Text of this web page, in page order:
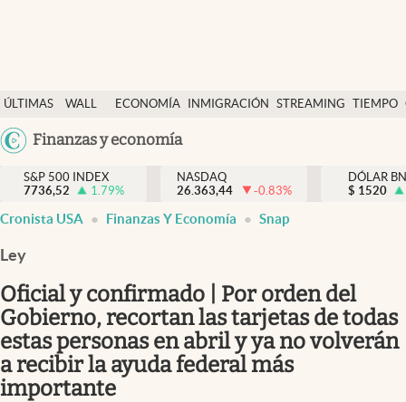
ÚLTIMAS
NOTICIAS
WALL
DÓLAR
ECONOMÍA INMIGRACIÓN STREAMING TIEMPO
México
Finanzas y economía
Finanzas y economía
Wall Street y dólar
Inmigración
Espiritual
Streaming
PC y mobile
S&P 500 INDEX
7736,52
1.79%
NASDAQ
26.363,44
-0.83%
DÓLAR
$ 1520
Cronista USA Finanzas Y Economía Snap
Ley
Oficial y confirmado | Por orden del
Gobierno, recortan las tarjetas de todas
estas personas en abril y ya no volverán
a recibir la ayuda federal más
importante